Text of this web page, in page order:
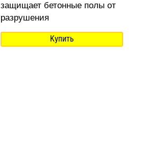
защищает бетонные полы от
разрушения
Купить